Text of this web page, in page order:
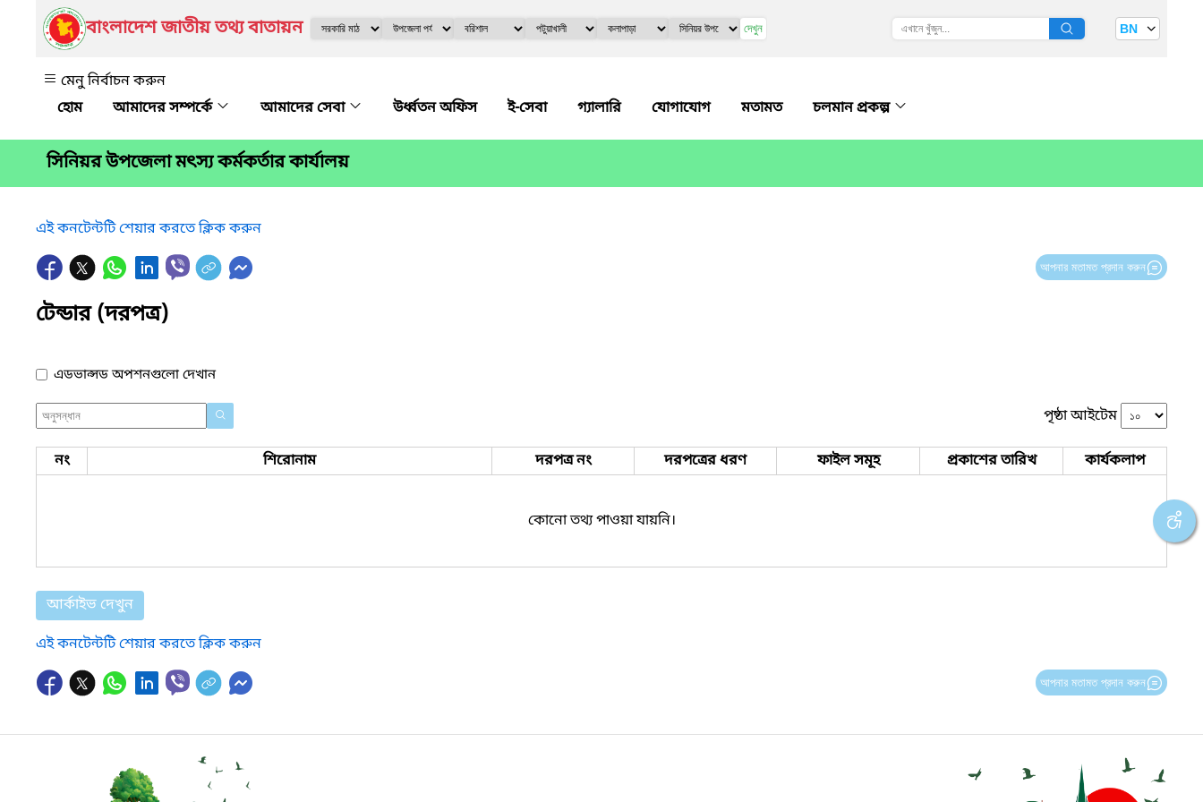
বাংলাদেশ জাতীয় তথ্য বাতায়ন দেখুন BN
মেনু নির্বাচন করুন
আমাদের সম্পর্কে
আমাদের সেবা উর্ধ্বতন অফিস ই-সেবা গ্যালারি যোগাযোগ মতামত চলমান প্রকল্প
সিনিয়র উপজেলা মৎস্য কর্মকর্তার কার্যালয়
এই কনটেন্টটি শেয়ার করতে ক্লিক করুন
আপনার মতামত প্রদান করুন
টেন্ডার (দরপত্র)
এডভান্সড অপশনগুলো দেখান
পৃষ্ঠা আইটেম
নং শিরোনাম দরপত্র নং দরপত্রের ধরণ ফাইল সমূহ প্রকাশের তারিখ কার্যকলাপ
কোনো তথ্য পাওয়া যায়নি।
আর্কাইভ দেখুন
এই কনটেন্টটি শেয়ার করতে ক্লিক করুন
আপনার মতামত প্রদান করুন